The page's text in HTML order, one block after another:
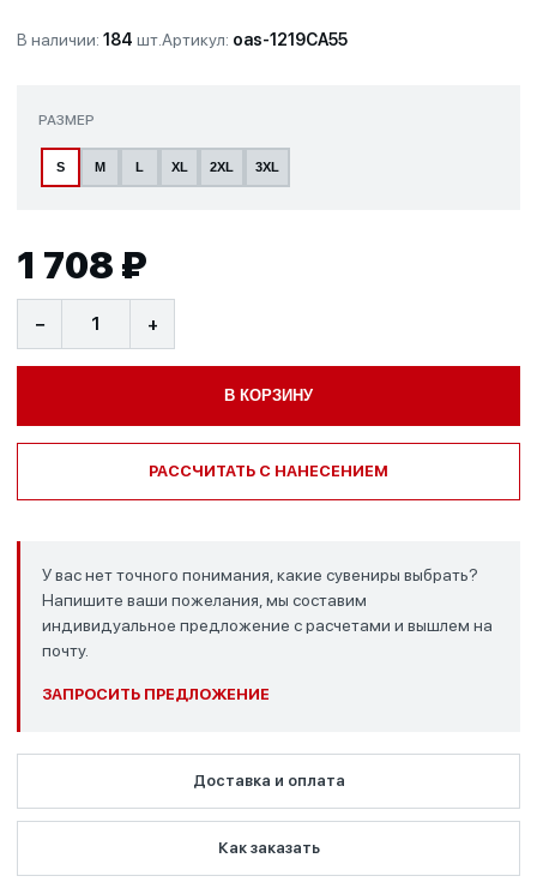
В наличии: 184 шт.Артикул: oas-1219CA55
РАЗМЕР
S M L XL 2XL 3XL
1 708 ₽
− +
В КОРЗИНУ
РАССЧИТАТЬ С НАНЕСЕНИЕМ
У вас нет точного понимания, какие сувениры выбрать?
Напишите ваши пожелания, мы составим
индивидуальное предложение с расчетами и вышлем на
почту.
ЗАПРОСИТЬ ПРЕДЛОЖЕНИЕ
Доставка и оплата
Как заказать